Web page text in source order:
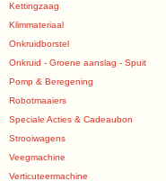
Kettingzaag
Klimmateriaal
Onkruidborstel
Onkruid - Groene aanslag - Spuit
Pomp & Beregening
Robotmaaiers
Speciale Acties & Cadeaubon
Strooiwagens
Veegmachine
Verticuteermachine